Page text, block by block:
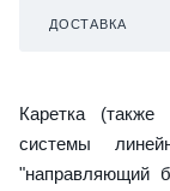
ДОСТАВКА
Каретка (также
системы
"направляющий